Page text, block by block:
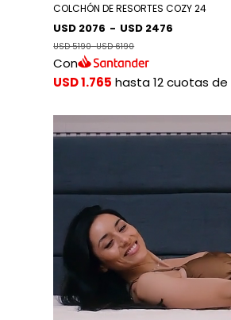
COLCHÓN DE RESORTES COZY 24
USD 2076 - USD 2476
USD 5190-USD 6190
Con
USD 1.765 hasta 12 cuotas de